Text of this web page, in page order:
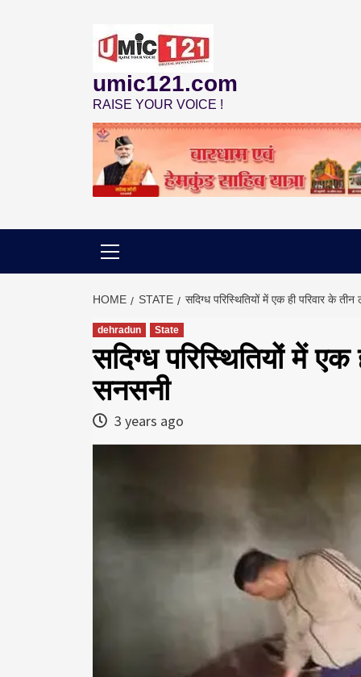
umic121.com
RAISE YOUR VOICE !
HOME STATE सदिग्ध परिस्थितियों में एक ही परिवार के
dehradun State
सदिग्ध परिस्थितियों में
सनसनी
3 years ago